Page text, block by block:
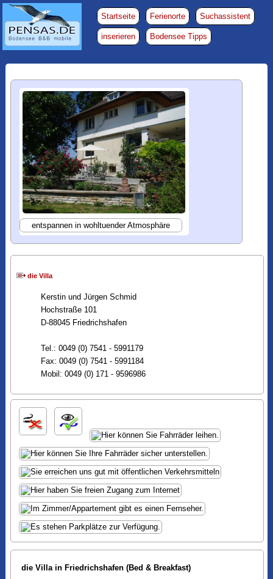
Startseite Ferienorte Suchassistent
inserieren Bodensee Tipps
entspannen in wohltuender Atmosphäre
die Villa
Kerstin und Jürgen Schmid
Hochstraße 101
D-88045 Friedrichshafen
Tel.: 0049 (0) 7541 - 5991179
Fax: 0049 (0) 7541 - 5991184
Mobil: 0049 (0) 171 - 9596986
die Villa in Friedrichshafen (Bed & Breakfast)